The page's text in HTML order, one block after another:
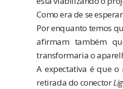
Como era de se
Por enquanto temos
afirmam também
transformaria o
A expectativa é que o
retirada do conector